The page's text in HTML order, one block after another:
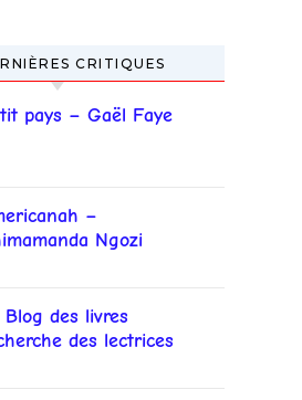
CRITIQUES
pays – Gaël Faye
–
Ngozi
Blog des livres
des lectrices